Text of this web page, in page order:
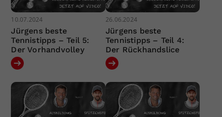
10.07.2024
Jürgens beste
Tennistipps – Teil 5:
Der Vorhandvolley
26.06.2024
Jürgens beste
Tennistipps – Teil 4:
Der Rückhandslice